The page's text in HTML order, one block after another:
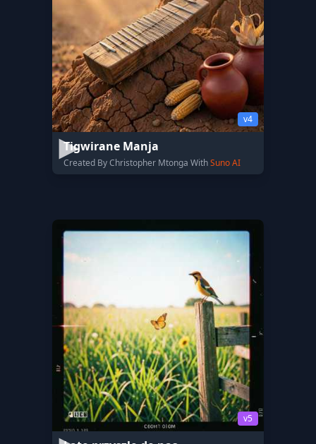
v4
Tigwirane Manja
Created By Christopher Mtonga WithSuno AI
v5